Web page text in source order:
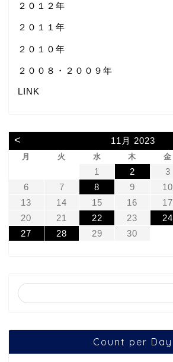
２０１２年
２０１１年
２０１０年
２００８・２００９年
LINK
< 11月 2023
月 火 水 木 金
1 2 3
6
7 8 9 10
13
14 15 16 17
20
21 22 23 24
27
28 29 30
Count per Day